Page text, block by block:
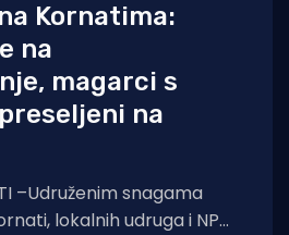
Kornatima:
na
magarci s
na
–Udruženim snagama
lokalnih udruga i NP